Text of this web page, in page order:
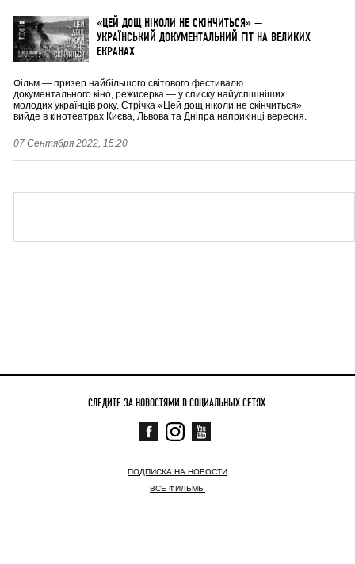
«ЦЕЙ ДОЩ НІКОЛИ НЕ СКІНЧИТЬСЯ» —
УКРАЇНСЬКИЙ ДОКУМЕНТАЛЬНИЙ ГІТ НА ВЕЛИКИХ
ЕКРАНАХ
Фільм — призер найбільшого світового фестивалю
документального кіно, режисерка — у списку найуспішніших
молодих українців року. Стрічка «Цей дощ ніколи не скінчиться»
вийде в кінотеатрах Києва, Львова та Дніпра наприкінці вересня.
07 Сентября 2022, 15:20
СЛЕДИТЕ ЗА НОВОСТЯМИ В СОЦИАЛЬНЫХ СЕТЯХ:
ПОДПИСКА НА НОВОСТИ
ВСЕ ФИЛЬМЫ